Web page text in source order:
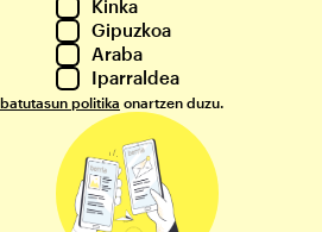
Kinka
Gipuzkoa
Araba
Iparraldea
politika onartzen duzu.